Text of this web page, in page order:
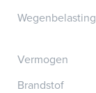
Wegenbelasting
Vermogen
Brandstof